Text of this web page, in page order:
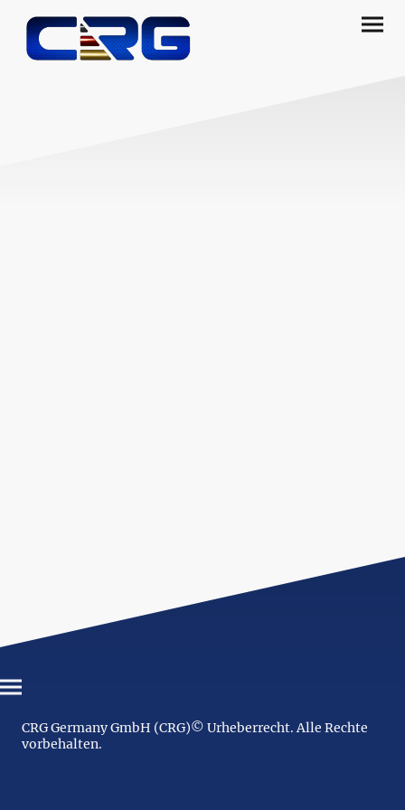
CRG Germany GmbH (CRG)© Urheberrecht. Alle Rechte
vorbehalten.